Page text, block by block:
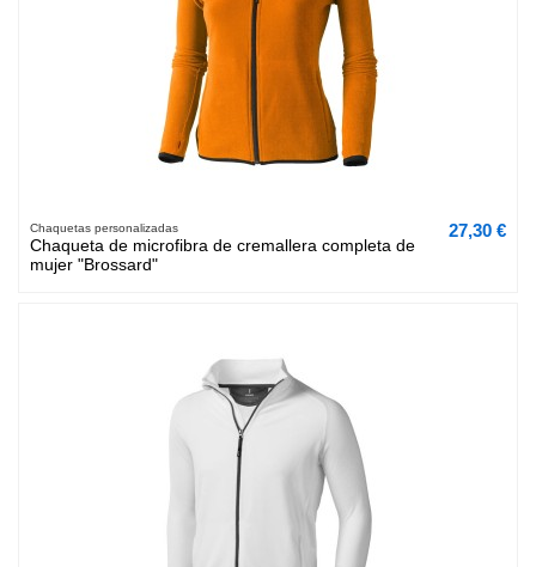
Chaquetas personalizadas
Chaqueta de microfibra de cremallera completa de
mujer "Brossard"
27,30 €